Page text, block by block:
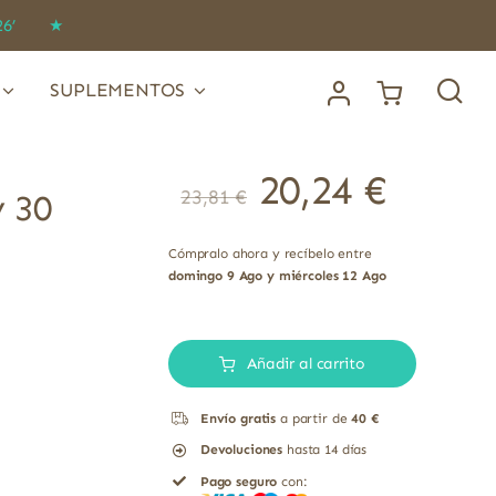
★
SUPLEMENTOS
30
23,81€ 20,24 €
Cómpralo ahora y recíbelo entre
domingo 9 Ago y miércoles 12 Ago
L-
Solaray
30
Añadir al carrito
Envío gratis a partir de40 €
Devoluciones hasta 14 días
Pago seguro con: